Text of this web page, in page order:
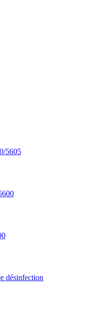
5605
désinfection